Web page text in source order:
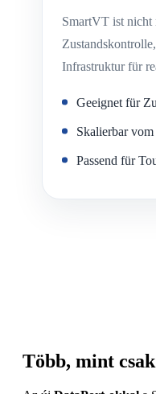
SmartVT ist nicht
Infrastruktur für
Geeignet für
Skalierbar
Passend für
Több, mint